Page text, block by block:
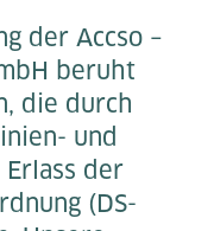
der Accso –
beruht
die durch
und
der
(DS-